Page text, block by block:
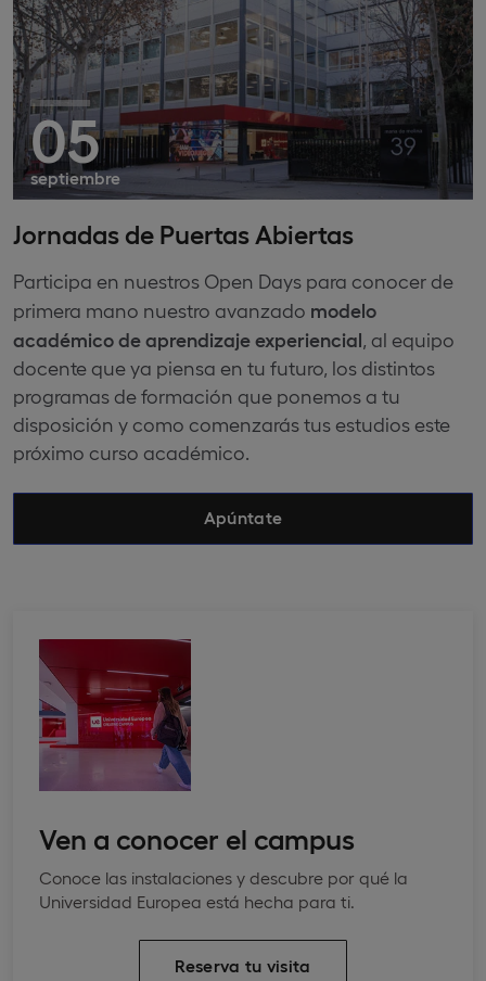
Jornadas de Puertas Abiertas
Participa en nuestros Open Days para conocer de
primera mano nuestro avanzado modelo
académico de aprendizaje experiencial , al equipo
docente que ya piensa en tu futuro, los distintos
programas de formación que ponemos a tu
disposición y como comenzarás tus estudios este
próximo curso académico.
Apúntate
05
septiembre
Ven a conocer el campus
Conoce las instalaciones y descubre por qué la
Universidad Europea está hecha para ti.
Reserva tu visita